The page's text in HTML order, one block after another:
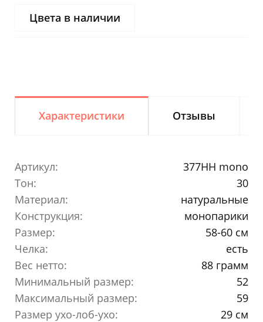
Цвета в наличии
Характеристики Отзывы
Артикул:
377HH mono
Тон:
30
Материал:
натуральные
Конструкция:
монопарики
Размер:
58-60 см
Челка:
есть
Вес нетто:
88 грамм
Минимальный размер:
52
Максимальный размер:
59
Размер ухо-лоб-ухо:
29 см